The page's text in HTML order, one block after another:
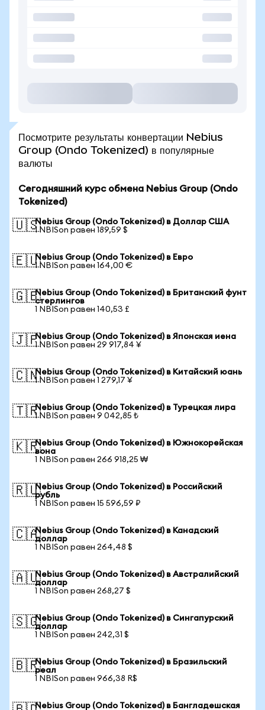
Посмотрите результаты конвертации Nebius
Group (Ondo Tokenized) в популярные
валюты
Сегодняшний курс обмена Nebius Group (Ondo
Tokenized)
🇺🇸Nebius Group (Ondo Tokenized) в Доллар США
1 NBISon равен 189,59 $
🇪🇺Nebius Group (Ondo Tokenized) в Евро
1 NBISon равен 164,00 €
🇬🇧Nebius Group (Ondo Tokenized) в Британский фунт
стерлингов
1 NBISon равен 140,53 £
🇯🇵Nebius Group (Ondo Tokenized) в Японская иена
1 NBISon равен 29 917,84 ¥
🇨🇳Nebius Group (Ondo Tokenized) в Китайский юань
1 NBISon равен 1 279,17 ¥
🇹🇷Nebius Group (Ondo Tokenized) в Турецкая лира
1 NBISon равен 9 042,85 ₺
🇰🇷Nebius Group (Ondo Tokenized) в Южнокорейская
вона
1 NBISon равен 266 918,25 ₩
🇷🇺Nebius Group (Ondo Tokenized) в Российский
рубль
1 NBISon равен 15 596,59 ₽
🇨🇦Nebius Group (Ondo Tokenized) в Канадский
доллар
1 NBISon равен 264,48 $
🇦🇺Nebius Group (Ondo Tokenized) в Австралийский
доллар
1 NBISon равен 268,27 $
🇸🇬Nebius Group (Ondo Tokenized) в Сингапурский
доллар
1 NBISon равен 242,31 $
🇧🇷Nebius Group (Ondo Tokenized) в Бразильский
реал
1 NBISon равен 966,38 R$
Nebius Group (Ondo Tokenized) в Бангладешская